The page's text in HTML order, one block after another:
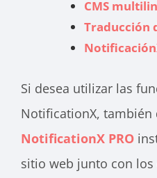
CMS
Traducción
Si desea utilizar las
NotificationX, también
NotificationX PRO
sitio web junto con